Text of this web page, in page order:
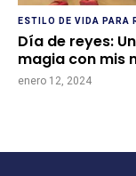
ESTILO DE VIDA PARA
Día de reyes:
magia con mis
enero 12, 2024